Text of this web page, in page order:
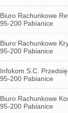
Biuro Rachunkowe
95-200 Pabianice
Biuro Rachunkowe
95-200 Pabianice
Infokom S.C.
95-200 Pabianice
Biuro Rachunkowe
95-200 Pabianice